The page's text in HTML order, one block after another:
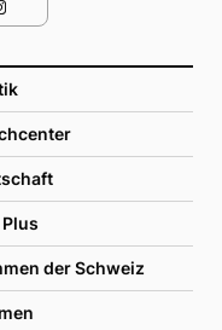
Plus
der Schweiz